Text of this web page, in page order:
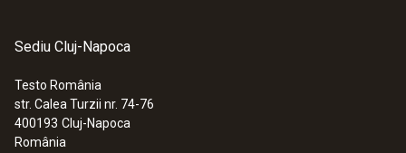
Sediu Cluj-Napoca
Testo România
str. Calea Turzii nr. 74-76
400193 Cluj-Napoca
România